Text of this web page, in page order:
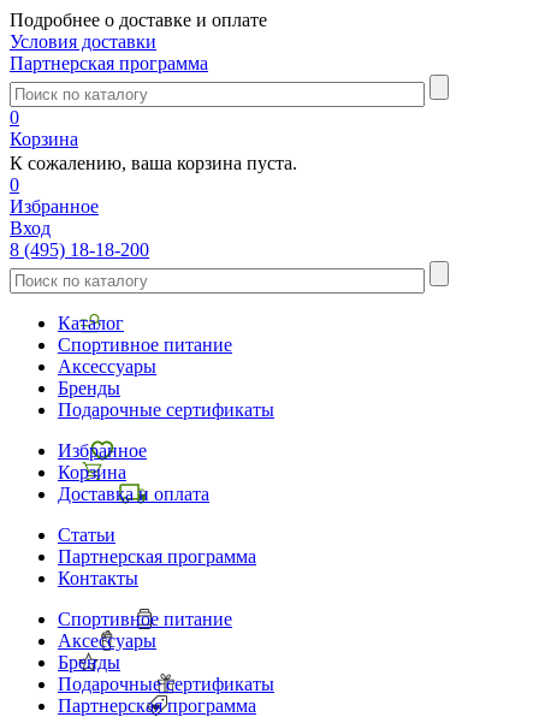
Подробнее о доставке и оплате
Условия доставки
Партнерская программа
0
Корзина
К сожалению, ваша корзина пуста.
0
Избранное
Вход
8 (495) 18-18-200
Каталог
Спортивное питание
Аксессуары
Бренды
Подарочные сертификаты
Избранное
Корзина
Доставка и оплата
Статьи
Партнерская программа
Контакты
Спортивное питание
Аксессуары
Бренды
Подарочные сертификаты
Партнерская программа